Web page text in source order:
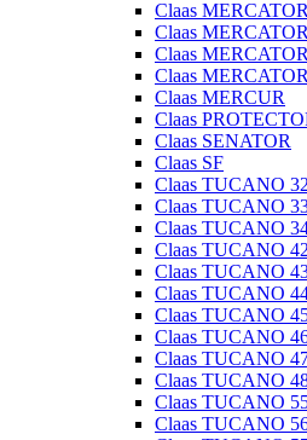
Claas
Claas
Claas
Claas
Claas MERCUR
Claas
Claas SENATOR
Claas SF
Claas TUCANO
Claas TUCANO
Claas TUCANO
Claas TUCANO
Claas TUCANO
Claas TUCANO
Claas TUCANO
Claas TUCANO
Claas TUCANO
Claas TUCANO
Claas TUCANO
Claas TUCANO